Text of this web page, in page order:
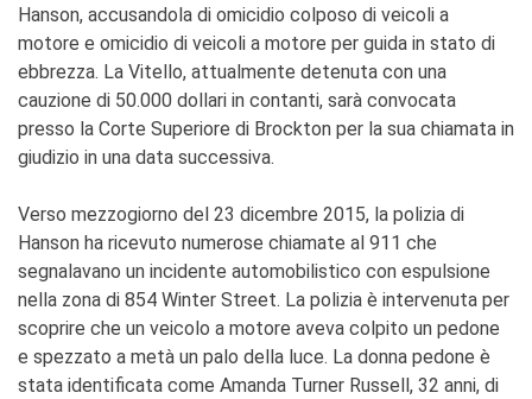
Hanson, accusandola di omicidio colposo di veicoli a
motore e omicidio di veicoli a motore per guida in stato di
ebbrezza. La Vitello, attualmente detenuta con una
cauzione di 50.000 dollari in contanti, sarà convocata
presso la Corte Superiore di Brockton per la sua chiamata in
giudizio in una data successiva.
Verso mezzogiorno del 23 dicembre 2015, la polizia di
Hanson ha ricevuto numerose chiamate al 911 che
segnalavano un incidente automobilistico con espulsione
nella zona di 854 Winter Street. La polizia è intervenuta per
scoprire che un veicolo a motore aveva colpito un pedone
e spezzato a metà un palo della luce. La donna pedone è
stata identificata come Amanda Turner Russell, 32 anni, di